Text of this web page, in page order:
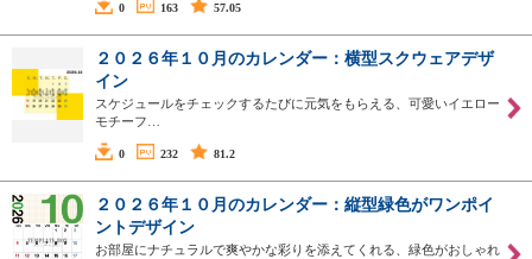
0 163 57.05
２０２６年１０月のカレンダー：横型スクウェアデザ
イン
スケジュールをチェックするたびに元気をもらえる、可愛いイエロー
モチーフ…
0 232 81.2
２０２６年１０月のカレンダー：縦型緑色がワンポイ
ントデザイン
お部屋にナチュラルで爽やかな彩りを添えてくれる、緑色がおしゃれ